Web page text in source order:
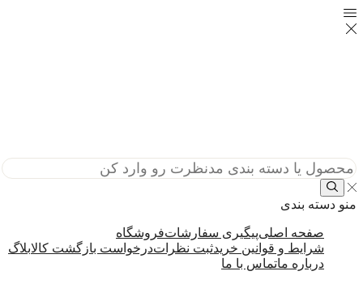
منودسته بندی
صفحه اصلی پیگیری سفارشاتفروشگاه
شرایط و قوانین خریدثبت نظراتدرخواست بازگشت کالابلاگ
درباره ماتماس با ما